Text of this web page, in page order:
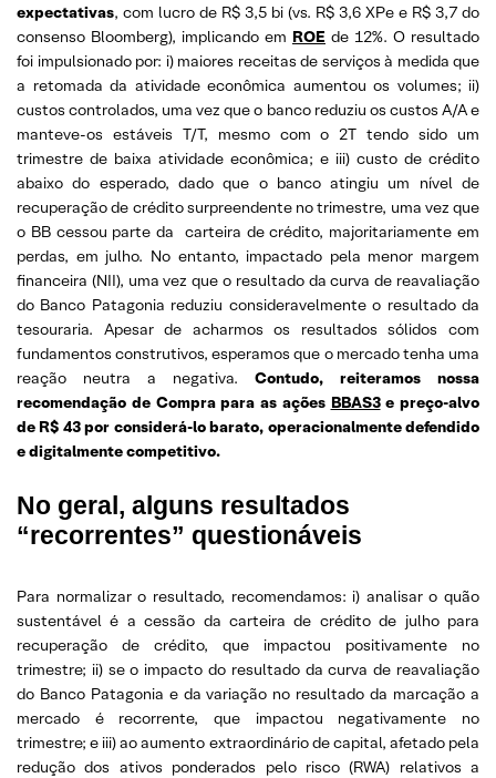
expectativas, com lucro de R$ 3,5 bi (vs. R$ 3,6 XPe e R$ 3,7 do
consenso Bloomberg), implicando em ROE de 12%. O resultado
foi impulsionado por: i) maiores receitas de serviços à medida que
a retomada da atividade econômica aumentou os volumes; ii)
custos controlados, uma vez que o banco reduziu os custos A/A e
manteve-os estáveis ​​T/T, mesmo com o 2T tendo sido um
trimestre de baixa atividade econômica; e iii) custo de crédito
abaixo do esperado, dado que o banco atingiu um nível de
recuperação de crédito surpreendente no trimestre, uma vez que
o BB cessou parte da carteira de crédito, majoritariamente em
perdas, em julho. No entanto, impactado pela menor margem
financeira (NII), uma vez que o resultado da curva de reavaliação
do Banco Patagonia reduziu consideravelmente o resultado da
tesouraria. Apesar de acharmos os resultados sólidos com
fundamentos construtivos, esperamos que o mercado tenha uma
reação neutra a negativa. Contudo, reiteramos nossa
recomendação de Compra para as ações BBAS3e preço-alvo
de R$ 43 por considerá-lo barato, operacionalmente defendido
e digitalmente competitivo.
No geral, alguns resultados
“recorrentes” questionáveis
Para normalizar o resultado, recomendamos: i) analisar o quão
sustentável é a cessão da carteira de crédito de julho para
recuperação de crédito, que impactou positivamente no
trimestre; ii) se o impacto do resultado da curva de reavaliação
do Banco Patagonia e da variação no resultado da marcação a
mercado é recorrente, que impactou negativamente no
trimestre; e iii) ao aumento extraordinário de capital, afetado pela
redução dos ativos ponderados pelo risco (RWA) relativos a